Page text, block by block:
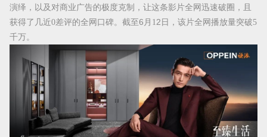
演绎，以及对商业广告的极度克制，让这条影片全网迅速破圈，且
获得了几近0差评的全网口碑。截至6 月 12日，该片全网播放量突破5
千万。